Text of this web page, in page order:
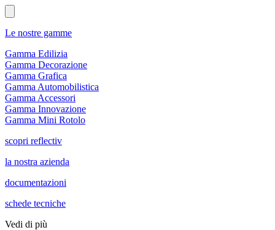
Le nostre gamme
Gamma Edilizia
Gamma Decorazione
Gamma Grafica
Gamma Automobilistica
Gamma Accessori
Gamma Innovazione
Gamma Mini Rotolo
scopri reflectiv
la nostra azienda
documentazioni
schede tecniche
Vedi di più